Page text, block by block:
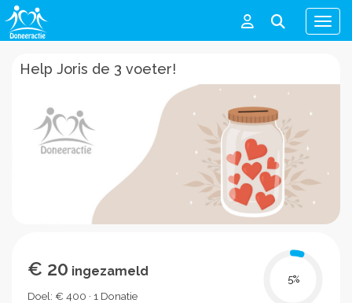
Menu
Help Joris de 3 voeter!
€ 20 ingezameld
Doel: € 400 · 1 Donatie
5%